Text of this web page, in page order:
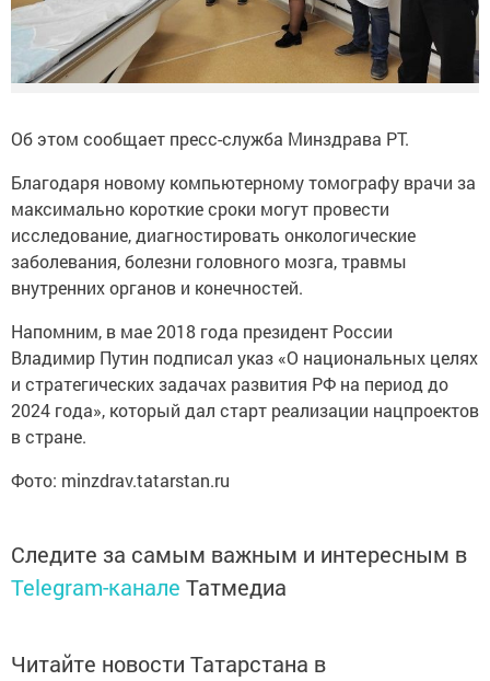
Об этом сообщает пресс-служба Минздрава РТ.
Благодаря новому компьютерному томографу врачи за
максимально короткие сроки могут провести
исследование, диагностировать онкологические
заболевания, болезни головного мозга, травмы
внутренних органов и конечностей.
Напомним, в мае 2018 года президент России
Владимир Путин подписал указ «О национальных целях
и стратегических задачах развития РФ на период до
2024 года», который дал старт реализации нацпроектов
в стране.
Фото: minzdrav.tatarstan.ru
Следите за самым важным и интересным в
Telegram-канале Татмедиа
Читайте новости Татарстана в